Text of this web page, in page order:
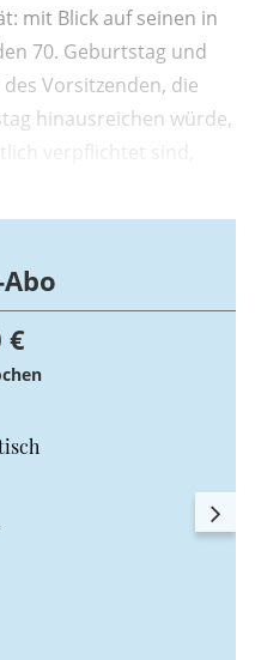
mit Blick auf seinen in
70. Geburtstag und
Vorsitzenden, die
hinausreichen würde,
verpflichtet sind,
€